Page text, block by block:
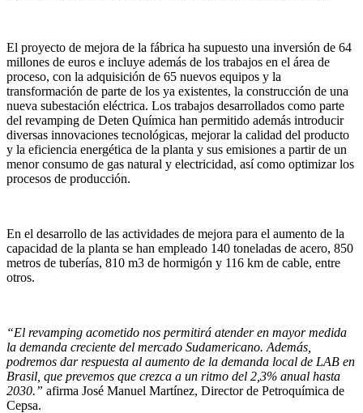
El proyecto de mejora de la fábrica ha supuesto una inversión de 64
millones de euros e incluye además de los trabajos en el área de
proceso, con la adquisición de 65 nuevos equipos y la
transformación de parte de los ya existentes, la construcción de una
nueva subestación eléctrica. Los trabajos desarrollados como parte
del revamping de Deten Química han permitido además introducir
diversas innovaciones tecnológicas, mejorar la calidad del producto
y la eficiencia energética de la planta y sus emisiones a partir de un
menor consumo de gas natural y electricidad, así como optimizar los
procesos de producción.
En el desarrollo de las actividades de mejora para el aumento de la
capacidad de la planta se han empleado 140 toneladas de acero, 850
metros de tuberías, 810 m3 de hormigón y 116 km de cable, entre
otros.
“El revamping acometido nos permitirá atender en mayor medida
la demanda creciente del mercado Sudamericano. Además,
podremos dar respuesta al aumento de la demanda local de LAB en
Brasil, que prevemos que crezca a un ritmo del 2,3% anual hasta
2030.” afirma José Manuel Martínez, Director de Petroquímica de
Cepsa.